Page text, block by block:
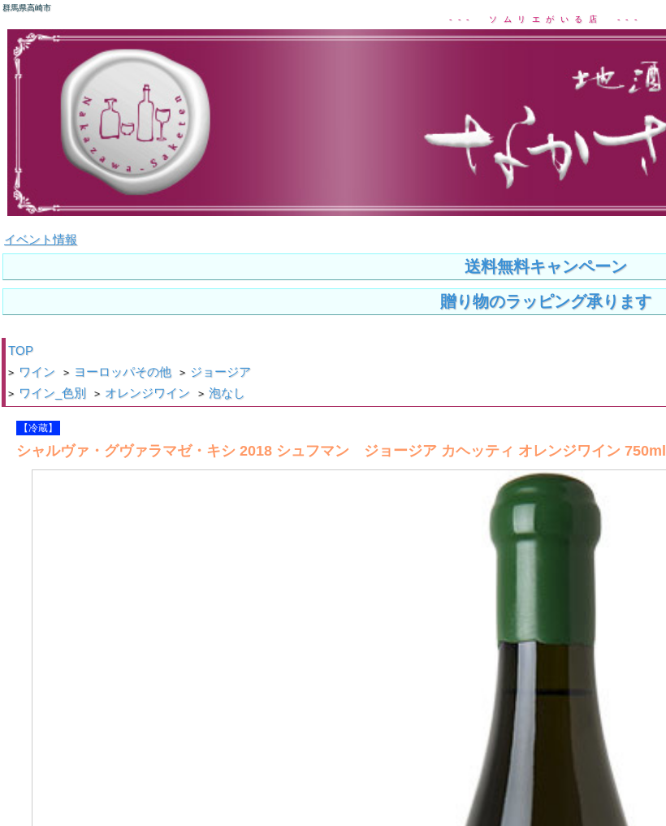
群馬県高崎市
--- ソムリエがいる店 ---
イベント情報
送料無料キャンペーン
贈り物のラッピング承ります
TOP
> ワイン > ヨーロッパその他 > ジョージア
> ワイン_色別 > オレンジワイン > 泡なし
【冷蔵】
シャルヴァ・グヴァラマゼ・キシ 2018 シュフマン ジョージア カヘッティ オレンジワイン 750ml